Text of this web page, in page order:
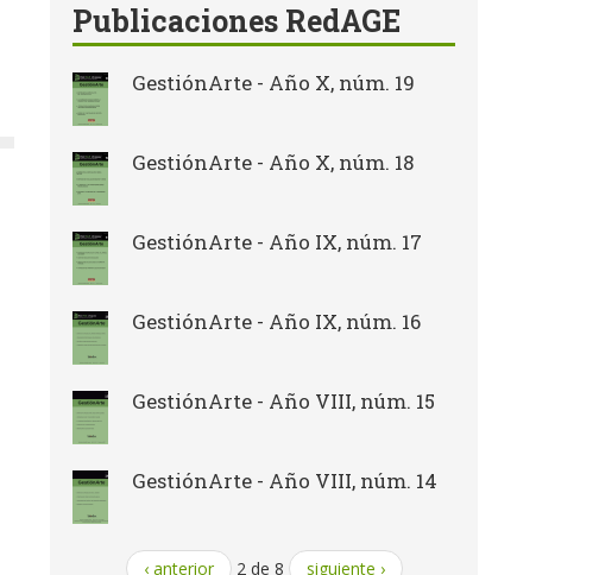
Publicaciones RedAGE
GestiónArte - Año X, núm. 19
GestiónArte - Año X, núm. 18
GestiónArte - Año IX, núm. 17
GestiónArte - Año IX, núm. 16
GestiónArte - Año VIII, núm. 15
GestiónArte - Año VIII, núm. 14
‹ anterior 2 de 8 siguiente ›